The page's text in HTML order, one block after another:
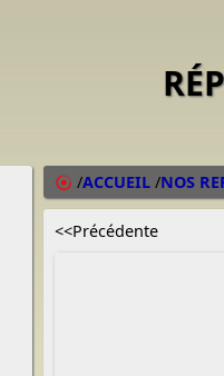
/ACCUEIL /NOS
<<Précédente